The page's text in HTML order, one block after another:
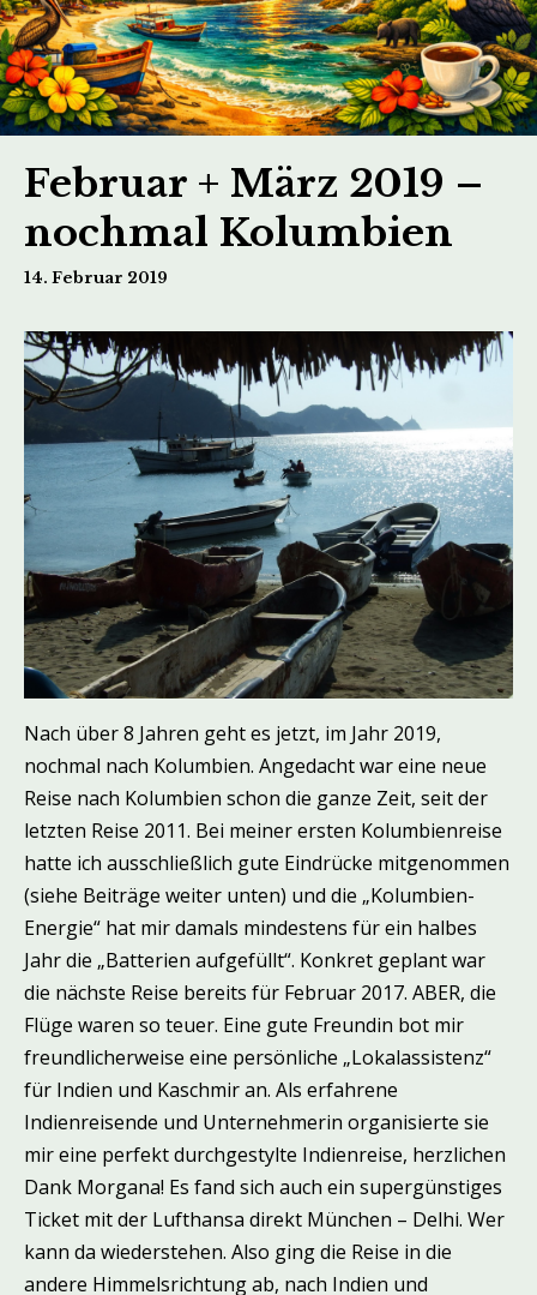
Februar + März 2019 –
nochmal Kolumbien
14. Februar 2019
Nach über 8 Jahren geht es jetzt, im Jahr 2019,
nochmal nach Kolumbien. Angedacht war eine neue
Reise nach Kolumbien schon die ganze Zeit, seit der
letzten Reise 2011. Bei meiner ersten Kolumbienreise
hatte ich ausschließlich gute Eindrücke mitgenommen
(siehe Beiträge weiter unten) und die „Kolumbien-
Energie“ hat mir damals mindestens für ein halbes
Jahr die „Batterien aufgefüllt“. Konkret geplant war
die nächste Reise bereits für Februar 2017. ABER, die
Flüge waren so teuer. Eine gute Freundin bot mir
freundlicherweise eine persönliche „Lokalassistenz“
für Indien und Kaschmir an. Als erfahrene
Indienreisende und Unternehmerin organisierte sie
mir eine perfekt durchgestylte Indienreise, herzlichen
Dank Morgana! Es fand sich auch ein supergünstiges
Ticket mit der Lufthansa direkt München – Delhi. Wer
kann da wiederstehen. Also ging die Reise in die
andere Himmelsrichtung ab, nach Indien und